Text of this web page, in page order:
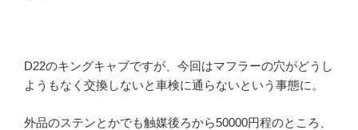
D22のキングキャブですが、今回はマフラーの穴がどうし
ようもなく交換しないと車検に通らないという事態に。
外品のステンとかでも触媒後ろから50000円程のところ、